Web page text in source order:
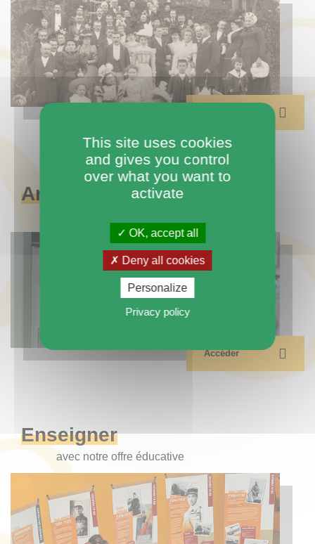
Archiver
Accéder
Enseigner
avec notre offre éducative
This site uses cookies
and gives you control
over what you want to
activate
OK, accept all
Deny all cookies
Personalize
Privacy policy